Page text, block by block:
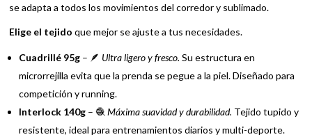
se adapta a todos los movimientos del corredor y sublimado.
Elige el tejido que mejor se ajuste a tus necesidades.
Cuadrillé 95g – 🪶 Ultra ligero y fresco. Su estructura en
microrrejilla evita que la prenda se pegue a la piel. Diseñado para
competición y running.
Interlock 140g – 🧶Máxima suavidad y durabilidad. Tejido tupido y
resistente, ideal para entrenamientos diarios y multi-deporte.